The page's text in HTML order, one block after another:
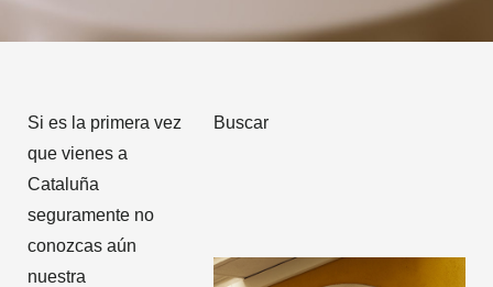
Si es la primera vez
que vienes a
Cataluña
seguramente no
conozcas aún
nuestra
Buscar